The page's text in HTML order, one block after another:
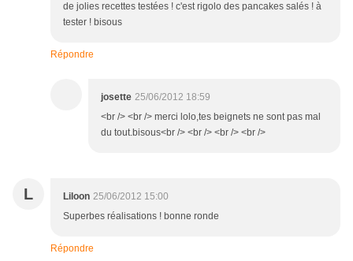
de jolies recettes testées ! c'est rigolo des pancakes salés ! à
tester ! bisous
Répondre
josette 25/06/2012 18:59
<br /> <br /> merci lolo,tes beignets ne sont pas mal
du tout.bisous<br /> <br /> <br /> <br />
L Liloon 25/06/2012 15:00
Superbes réalisations ! bonne ronde
Répondre